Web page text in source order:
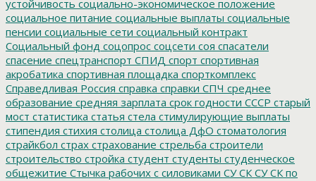
устойчивость социально-экономическое положение
социальное питание социальные выплаты социальные
пенсии социальные сети социальный контракт
Социальный фонд соцопрос соцсети соя спасатели
спасение спецтранспорт СПИД спорт спортивная
акробатика спортивная площадка спорткомплекс
Справедливая Россия справка справки СПЧ среднее
образование средняя зарплата срок годности СССР старый
мост статистика статья стела стимулирующие выплаты
стипендия стихия столица столица ДфО стоматология
страйкбол страх страхование стрельба строители
строительство стройка студент студенты студенческое
общежитие Стычка рабочих с силовиками СУ СК СУ СК по